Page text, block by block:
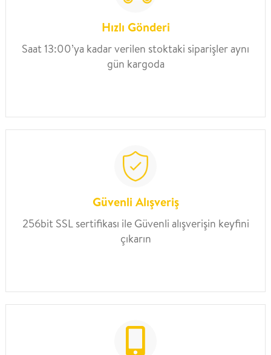
Hızlı Gönderi
Saat 13:00’ya kadar verilen stoktaki siparişler aynı
gün kargoda
Güvenli Alışveriş
256bit SSL sertifikası ile Güvenli alışverişin keyfini
çıkarın